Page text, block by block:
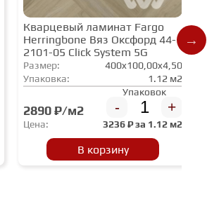
Кварцевый ламинат Fargo
Herringbone Вяз Оксфорд 44-
2101-05 Click System 5G
Размер:
400x100,00x4,50
Упаковка:
1.12 м2
2890 ₽/м2
Упаковок
- +
Цена: 3236₽ за 1.12 м2
В корзину